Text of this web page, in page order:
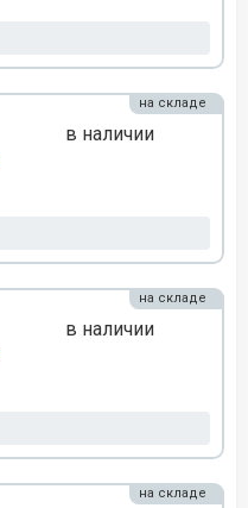
в наличии
на складе
в наличии
на складе
на складе